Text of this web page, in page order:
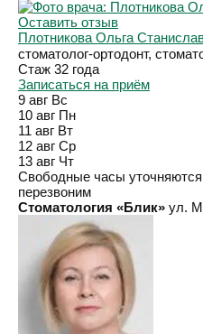
Оставить отзыв
Плотникова Ольга
стоматолог-ортодонт,
Стаж 32 года
Записаться на приём
9 авг Вс
10 авг Пн
11 авг Вт
12 авг Ср
13 авг Чт
Свободные часы
перезвоним
Стоматология «Блик» ул.